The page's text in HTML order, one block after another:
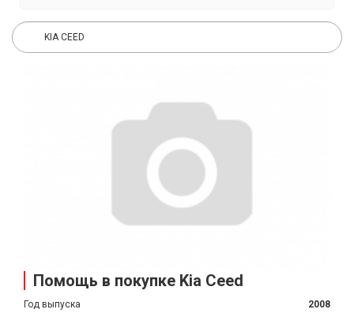
Помощь в покупке Kia Ceed
Год выпуска 2008